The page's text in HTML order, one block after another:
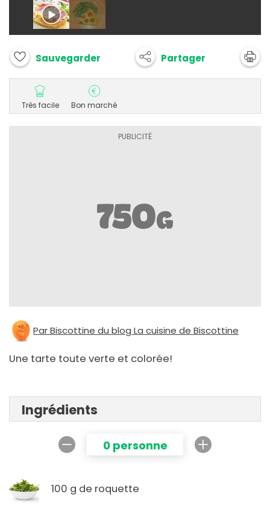
Sauvegarder Partager
Très facile Bon marché
Par Biscottine du blog La cuisine de Biscottine
Une tarte toute verte et colorée!
Ingrédients
0 personne
100 g de roquette